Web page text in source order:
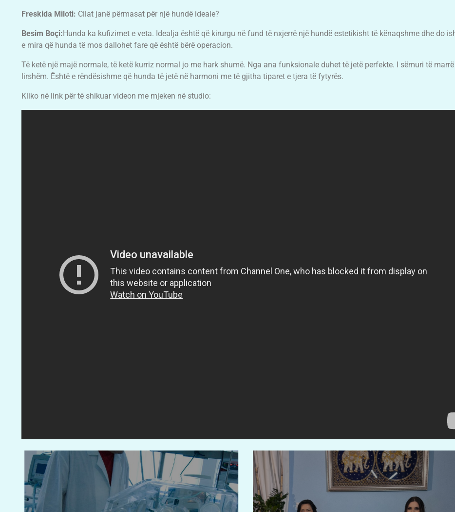
Freskida Miloti: Cilat janë përmasat për një hundë ideale?
Besim Boçi: Hunda ka kufizimet e veta. Idealja është që kirurgu në fund të nxjerrë një hundë estetikisht të kënaqshme dhe do
e mira që hunda të mos dallohet fare që është bërë operacion.
Të ketë një majë normale, të ketë kurriz normal jo me hark shumë. Nga ana funksionale duhet të jetë perfekte. I sëmuri të
lirshëm. Është e rëndësishme që hunda të jetë në harmoni me të gjitha tiparet e tjera të fytyrës.
Kliko në link për të shikuar videon me mjeken në studio: